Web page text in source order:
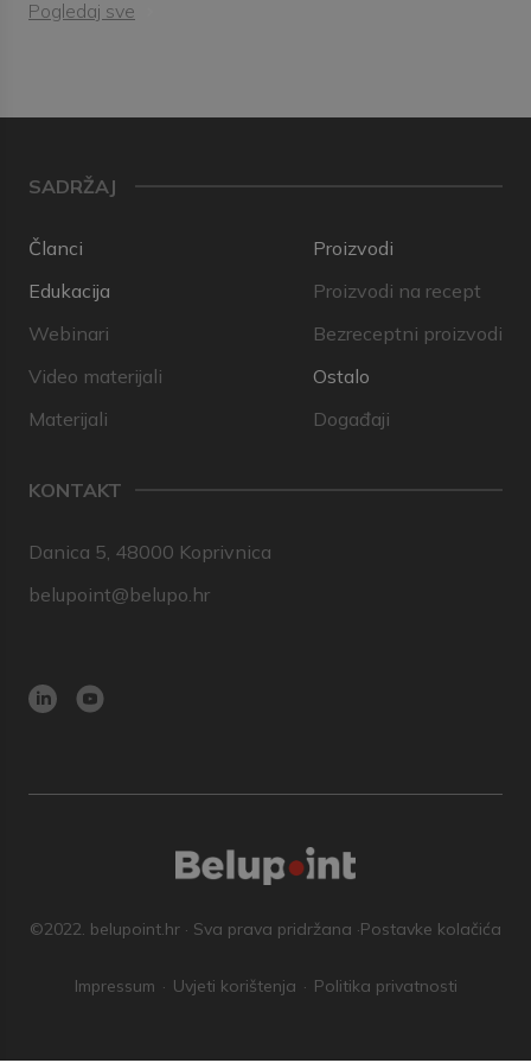
Pogledaj sve
SADRŽAJ
Članci
Edukacija
Webinari
Video materijali
Materijali
Proizvodi
Proizvodi na recept
Bezreceptni proizvodi
Ostalo
Događaji
KONTAKT
Danica 5, 48000 Koprivnica
belupoint@belupo.hr
©2022. belupoint.hr · Sva prava pridržana ·Postavke kolačića
Impressum Uvjeti korištenja Politika privatnosti